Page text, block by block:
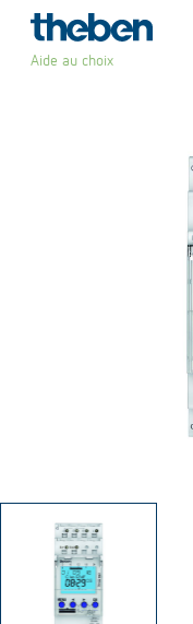
Aide au choix